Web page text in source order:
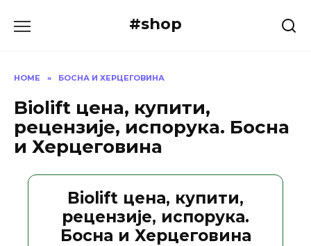
#shop
HOME » БОСНА И ХЕРЦЕГОВИНА
Biolift цена, купити,
рецензије, испорука. Босна
и Херцеговина
Biolift цена, купити,
рецензије, испорука.
Босна и Херцеговина